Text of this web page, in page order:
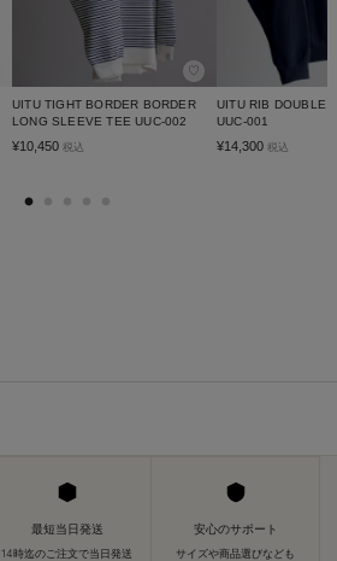
♡
UITU TIGHT BORDER BORDER
LONG SLEEVE TEE UUC-002
¥10,450 税込
UITU RIB DOUBLE
UUC-001
¥14,300 税込
最短当日発送
14時迄のご注文で当日発送
安心のサポート
サイズや商品選びなども